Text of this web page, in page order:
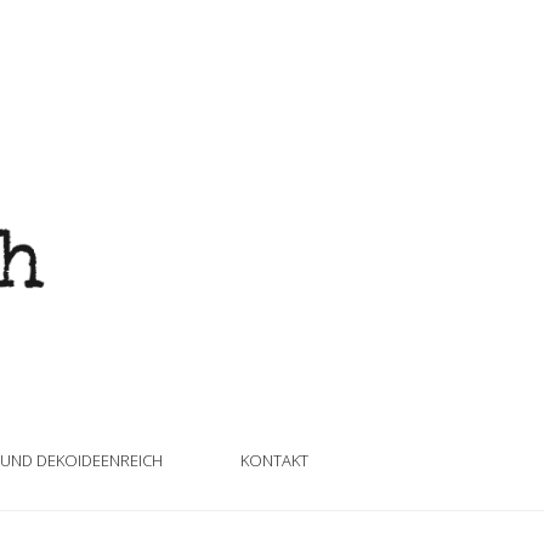
DEKOIDEENREICH KONTAKT